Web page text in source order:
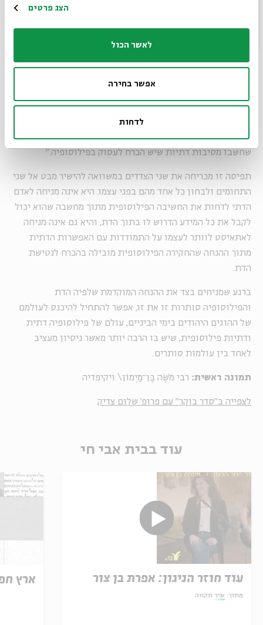
הצג פרטים
לאשר הכול
אפשר בחירה
לדחות
לחשיבה פילוסופית נשען על ערבוב מישורים. הדת אינה אמורה
צדוק, לא מדובר באזור ביניים מהוסס. "הפילוסופיה הדתית איננה
ייצור כלאיים", הוא אומר, "אלא ההגות של פילוסופים שחשבו
מסיבות פילוסופיות שיש הכרח להיות דתיים, ושל אנשים דתיים
שחשבו מסיבות דתיות שיש הכרח לעסוק בפילוסופיה ."
תפיסה זו מכריחה את שני הצדדים במשוואה להישיר מבט אל שני
התחומים ולבחון כל אחד מהם בפני עצמו. היא אינה מניחה לאדם
הדתי לדחות את החשיבה הפילוסופית מתוך מחשבה שהוא יכול
לקבל את כל המידע הדרוש לו בתוך הדת, והיא גם אינה מניחה
לאתאיסט לוותר לעצמו על התמודדות עם האפשרות הדתית
מתוך ההנחה שהחקירה הפילוסופית מובילה בהכרח לנטישת
הדת
ברגע שמניחים בצד את ההנחה המוקדמת שלפיה הדת
והפילוסופיה סותרות זו את זו, אפשר להתחיל להיכנס לעולמם
של ההוגים היהודים בימי הביניים, עולם של פילוסופיה דתית
ודתיות פילוסופית, שיש בו הרבה יותר מאשר ניסיון מעציב
לאחד בין עולמות סותרים.
תמונה ראשית: רבי מֹשֶׁה בֶּן־מַיְמוֹן\ ויקיפדיה
לצפייה ב"סדר בוקר" עם פרופ' שלום צדיק
עוד בבית אבי חי
עוד חוזר הניגון: אפרת בן צור
מתוך: שיר תקווה
ארץ